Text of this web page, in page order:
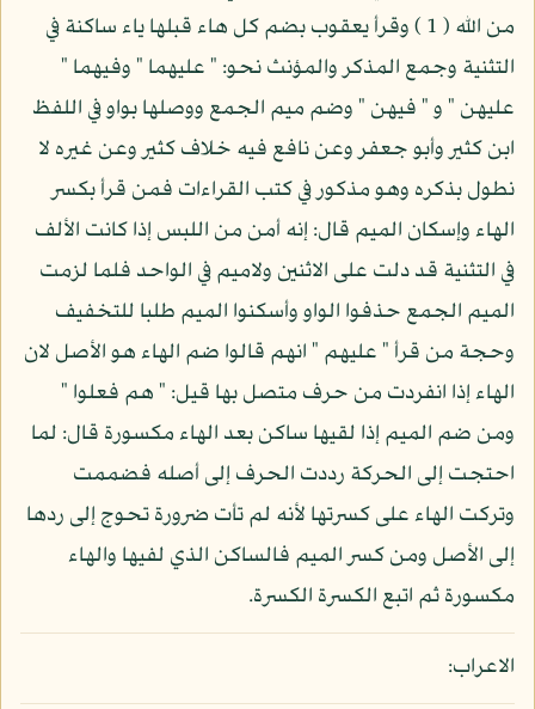
من الله ( 1 ) وقرأ يعقوب بضم كل هاء قبلها ياء ساكنة في
التثنية وجمع المذكر والمؤنث نحو: " عليهما " وفيهما "
عليهن " و " فيهن " وضم ميم الجمع ووصلها بواو في اللفظ
ابن كثير وأبو جعفر وعن نافع فيه خلاف كثير وعن غيره لا
نطول بذكره وهو مذكور في كتب القراءات فمن قرأ بكسر
الهاء وإسكان الميم قال: إنه أمن من اللبس إذا كانت الألف
في التثنية قد دلت على الاثنين ولاميم في الواحد فلما لزمت
الميم الجمع حذفوا الواو وأسكنوا الميم طلبا للتخفيف
وحجة من قرأ " عليهم " انهم قالوا ضم الهاء هو الأصل لان
الهاء إذا انفردت من حرف متصل بها قيل: " هم فعلوا "
ومن ضم الميم إذا لقيها ساكن بعد الهاء مكسورة قال: لما
احتجت إلى الحركة رددت الحرف إلى أصله فضممت
وتركت الهاء على كسرتها لأنه لم تأت ضرورة تحوج إلى ردها
إلى الأصل ومن كسر الميم فالساكن الذي لفيها والهاء
مكسورة ثم اتبع الكسرة الكسرة.
الاعراب: